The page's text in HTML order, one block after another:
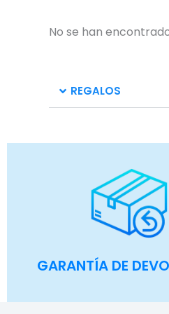
No se han
REGALOS
GARANTÍA DE